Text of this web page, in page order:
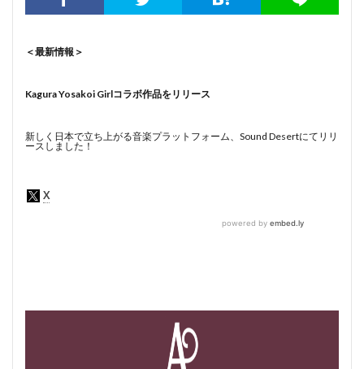
＜最新情報＞
Kagura Yosakoi Girlコラボ作品をリリース
新しく日本で立ち上がる音楽プラットフォーム、Sound Desertにてリリ
ースしました！